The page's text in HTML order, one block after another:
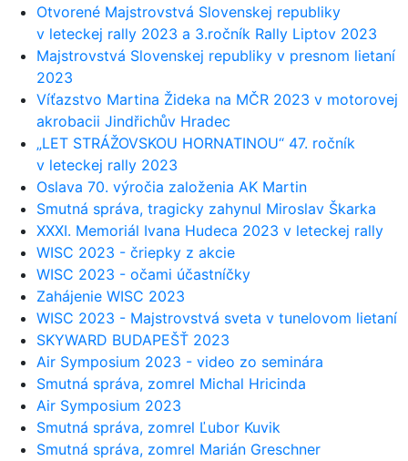
Otvorené Majstrovstvá Slovenskej republiky
v leteckej rally 2023 a 3.ročník Rally Liptov 2023
Majstrovstvá Slovenskej republiky v presnom lietaní
2023
Víťazstvo Martina Žideka na MČR 2023 v motorovej
akrobacii Jindřichův Hradec
„LET STRÁŽOVSKOU HORNATINOU“ 47. ročník
v leteckej rally 2023
Oslava 70. výročia založenia AK Martin
Smutná správa, tragicky zahynul Miroslav Škarka
XXXI. Memoriál Ivana Hudeca 2023 v leteckej rally
WISC 2023 - čriepky z akcie
WISC 2023 - očami účastníčky
Zahájenie WISC 2023
WISC 2023 - Majstrovstvá sveta v tunelovom lietaní
SKYWARD BUDAPEŠŤ 2023
Air Symposium 2023 - video zo seminára
Smutná správa, zomrel Michal Hricinda
Air Symposium 2023
Smutná správa, zomrel Ľubor Kuvik
Smutná správa, zomrel Marián Greschner